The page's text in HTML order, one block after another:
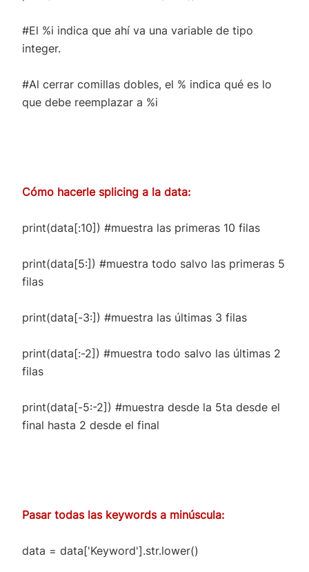
#El %i indica que ahí va una variable de tipo
integer.
#Al cerrar comillas dobles, el % indica qué es lo
que debe reemplazar a %i
Cómo hacerle splicing a la data:
print(data[:10]) #muestra las primeras 10 filas
print(data[5:]) #muestra todo salvo las primeras 5
filas
print(data[-3:]) #muestra las últimas 3 filas
print(data[:-2]) #muestra todo salvo las últimas 2
filas
print(data[-5:-2]) #muestra desde la 5ta desde el
final hasta 2 desde el final
Pasar todas las keywords a minúscula:
data = data['Keyword'].str.lower()